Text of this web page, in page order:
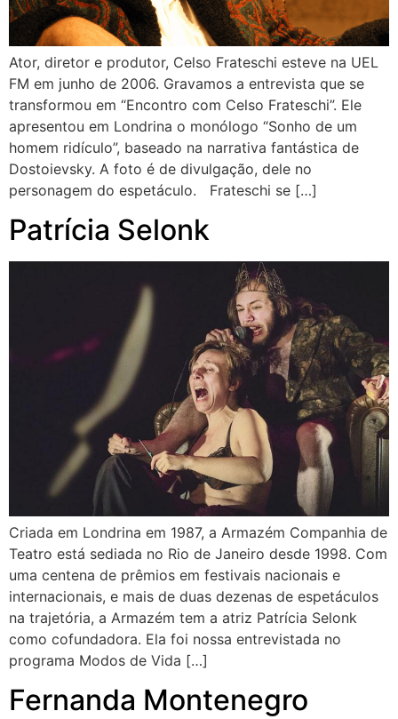
Ator, diretor e produtor, Celso Frateschi esteve na UEL
FM em junho de 2006. Gravamos a entrevista que se
transformou em “Encontro com Celso Frateschi”. Ele
apresentou em Londrina o monólogo “Sonho de um
homem ridículo”, baseado na narrativa fantástica de
Dostoievsky. A foto é de divulgação, dele no
personagem do espetáculo. Frateschi se […]
Patrícia Selonk
Criada em Londrina em 1987, a Armazém Companhia de
Teatro está sediada no Rio de Janeiro desde 1998. Com
uma centena de prêmios em festivais nacionais e
internacionais, e mais de duas dezenas de espetáculos
na trajetória, a Armazém tem a atriz Patrícia Selonk
como cofundadora. Ela foi nossa entrevistada no
programa Modos de Vida […]
Fernanda Montenegro